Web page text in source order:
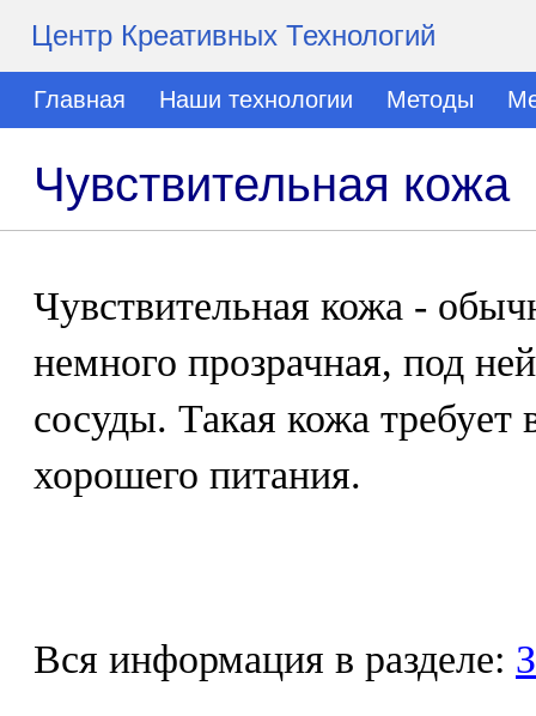
Центр Креативных Технологий
Главная Наши технологии Методы
Чувствительная кожа
Чувствительная кожа -
немного прозрачная, под
сосуды. Такая кожа требует
хорошего питания.
Вся информация в разделе: